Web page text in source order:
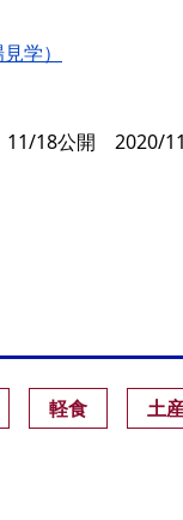
学）
18公開 2020/
軽食 土